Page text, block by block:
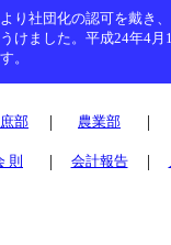
り社団化の認可を戴き
けました。平成24年4
。
部 | 農業部 |
則 | 会計報告 |